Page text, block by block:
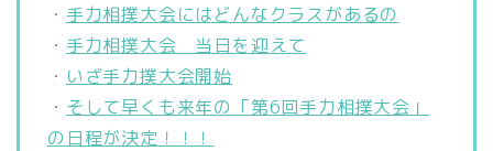
・ 手力相撲大会にはどんなクラスがあるの
・ 手力相撲大会 当日を迎えて
・ いざ手力撲大会開始
・ そして早くも来年の「第6回手力相撲大会」
の日程が決定！！！